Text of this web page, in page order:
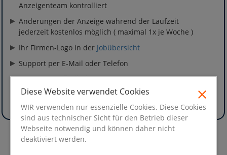
Anzeigenteam kontrolliert
Änderungen der Anzeige während der Laufzeit
jederzeit kostenlos möglich ( maximal 1x je Woche )
Ihr Firmen-Logo in der Jobübersicht
Support per E-Mail oder Telefon
Sie möchtenflexibelsein und ihre Anzeige jederzeit
bearbeiten können ? Dann stellen Sie ihre Anzeige
Diese Website verwendet Cookies
WIR verwenden nur essenzielle Cookies. Diese Cookies
sind aus technischer Sicht für den Betrieb dieser
Webseite notwendig und können daher nicht
deaktiviert werden.